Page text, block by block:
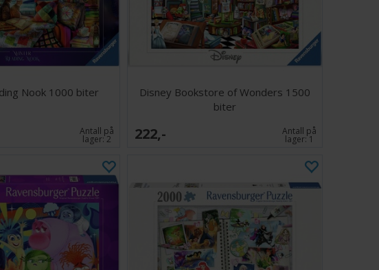
Nook 1000 biter
Antall på
lager:2
Disney Bookstore of Wonders 1500
biter
222,- Antall på
lager:1